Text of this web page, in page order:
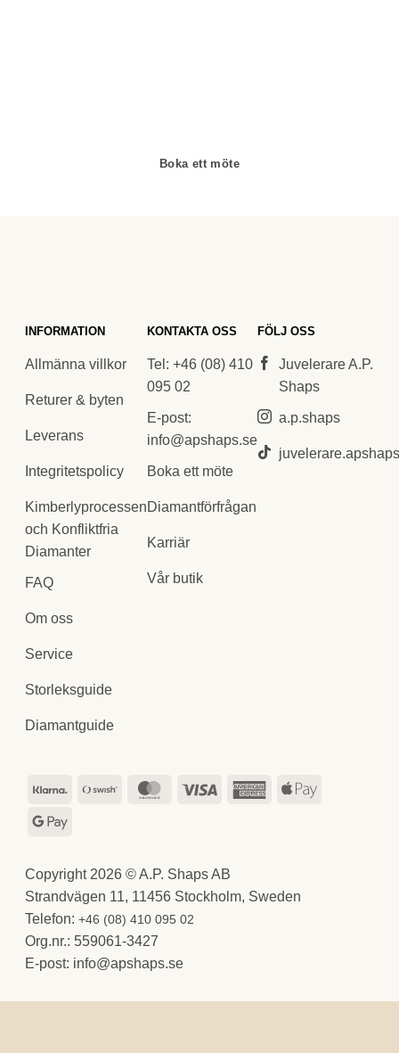
Boka ett möte
INFORMATION
Allmänna villkor
Returer & byten
Leverans
Integritetspolicy
Kimberlyprocessen
och Konfliktfria
Diamanter
FAQ
Om oss
Service
Storleksguide
Diamantguide
KONTAKTA OSS
Tel: +46 (08) 410
095 02
E-post:
info@apshaps.se
Boka ett möte
Diamantförfrågan
Karriär
Vår butik
FÖLJ OSS
Juvelerare A.P.
Shaps
a.p.shaps
Klarna Swish
MasterCard
Visa
AmericanApple
Google
Copyright 2026 © A.P. Shaps AB
Strandvägen 11, 11456 Stockholm, Sweden
Telefon:+46 (08) 410 095 02
Org.nr.: 559061-3427
E-post:
es.spahspa
@ofni